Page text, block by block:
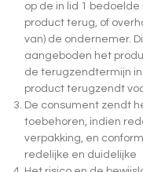
op de in lid 1
product terug, of
van) de ondernemer.
aangeboden het
de terugzendtermijn
product terugzendt
De consument zendt
toebehoren, indien
verpakking, en
redelijke en duidelijke